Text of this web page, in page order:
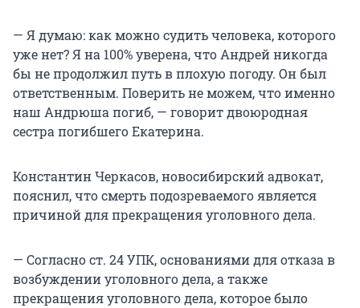
— Я думаю: как можно судить человека, которого
уже нет? Я на 100% уверена, что Андрей никогда
бы не продолжил путь в плохую погоду. Он был
ответственным. Поверить не можем, что именно
наш Андрюша погиб, — говорит двоюродная
сестра погибшего Екатерина.
Константин Черкасов, новосибирский адвокат,
пояснил, что смерть подозреваемого является
причиной для прекращения уголовного дела.
— Согласно ст. 24 УПК, основаниями для отказа в
возбуждении уголовного дела, а также
прекращения уголовного дела, которое было